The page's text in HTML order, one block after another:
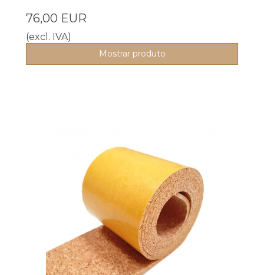
76,00 EUR
(excl. IVA)
Mostrar produto